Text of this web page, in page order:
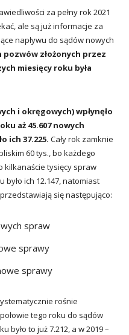
za pełny rok 2021
ale są już informacje za
napływu do sądów nowych
pozwów złożonych przez
miesięcy roku była
i okręgowych) wpłynęło
aż 45.607 nowych
ich 37.225. Cały rok zamknie
60 tys., bo każdego
kilkanaście tysięcy spraw
było ich 12.147, natomiast
się następująco:
spraw
sprawy
sprawy
rośnie
tego roku do sądów
było to już 7.212, a w 2019 –